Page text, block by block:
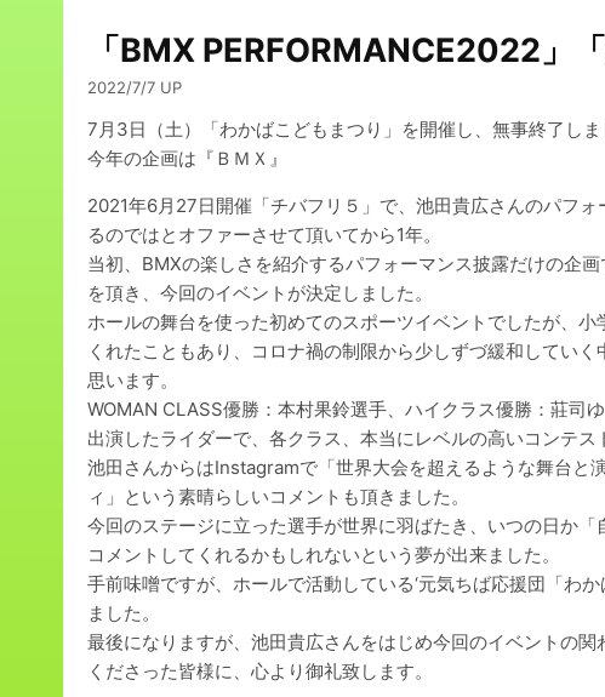
「BMX PERFORMANCE2022」
2022/7/7 UP
7月3日（土）「わかばこどもまつり」を開催し、無事終了しま
今年の企画は『ＢＭＸ』
2021年6月27日開催「チバフリ５」で、池田貴広さんのパフ
るのではとオファーさせて頂いてから1年。
当初、BMXの楽しさを紹介するパフォーマンス披露だけの企
を頂き、今回のイベントが決定しました。
ホールの舞台を使った初めてのスポーツイベントでしたが、
くれたこともあり、コロナ禍の制限から少しずづ緩和してい
思います。
WOMAN CLASS優勝：本村果鈴選手、ハイクラス優勝：莊司
出演したライダーで、各クラス、本当にレベルの高いコンテス
池田さんからはInstagramで「世界大会を超えるような舞台と
ィ」という素晴らしいコメントも頂きました。
今回のステージに立った選手が世界に羽ばたき、いつの日か
コメントしてくれるかもしれないという夢が出来ました。
手前味噌ですが、ホールで活動している‘元気ちば応援団「わ
ました。
最後になりますが、池田貴広さんをはじめ今回のイベントの
くださった皆様に、心より御礼致します。